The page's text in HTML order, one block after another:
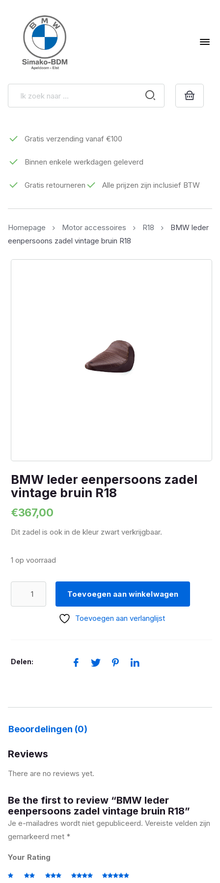
Gratis verzending vanaf €100
Binnen enkele werkdagen geleverd
Gratis retourneren Alle prijzen zijn inclusief BTW
Homepage Motor accessoires R18
BMW leder
eenpersoons zadel vintage bruin R18
BMW leder eenpersoons zadel
vintage bruin R18
€367,00
Dit zadel is ook in de kleur zwart verkrijgbaar.
1 op voorraad
eenpersoons
R18
Toevoegen aan winkelwagen
Toevoegen aan verlanglijst
Delen:
Beoordelingen (0)
Reviews
There are no reviews yet.
Be the first to review “BMW leder
eenpersoons zadel vintage bruin R18”
Je e-mailadres wordt niet gepubliceerd. Vereiste velden zijn
gemarkeerd met *
Your Rating